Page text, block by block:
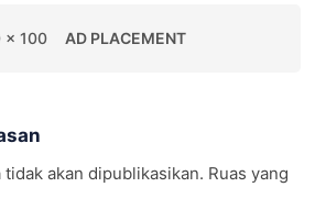
x 100 AD PLACEMENT
tidak akan dipublikasikan. Ruas yang